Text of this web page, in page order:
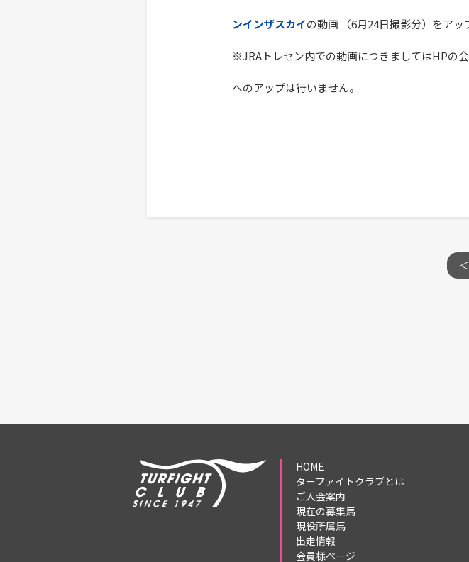
ンインザスカイの動画 （6月24日撮影分）をアッ
※JRAトレセン内での動画につきましてはHPの
へのアップは行いません。
HOME
ターファイトクラブとは
ご入会案内
現在の募集馬
現役所属馬
出走情報
会員様ページ